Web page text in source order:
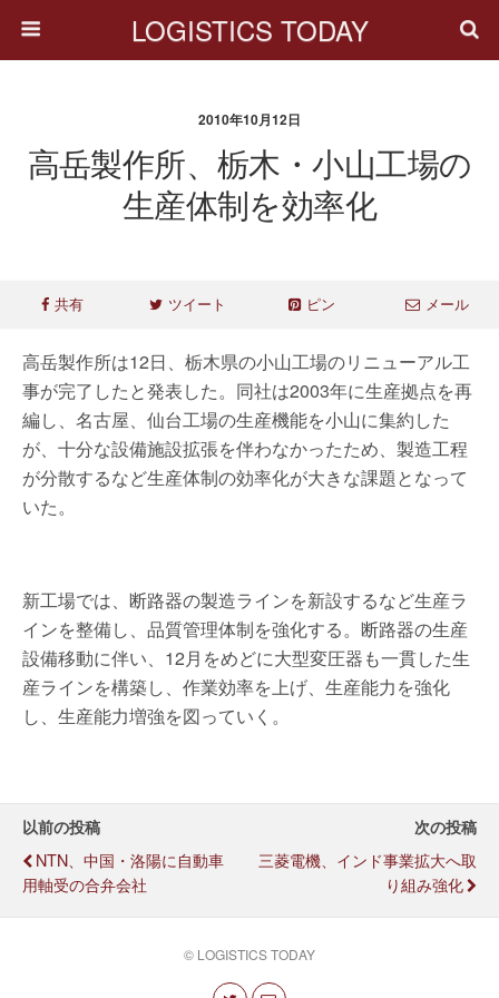
LOGISTICS TODAY
2010年10月12日
高岳製作所、栃木・小山工場の
生産体制を効率化
共有 ツイート ピン メール
高岳製作所は12日、栃木県の小山工場のリニューアル工
事が完了したと発表した。同社は2003年に生産拠点を再
編し、名古屋、仙台工場の生産機能を小山に集約した
が、十分な設備施設拡張を伴わなかったため、製造工程
が分散するなど生産体制の効率化が大きな課題となって
いた。
新工場では、断路器の製造ラインを新設するなど生産ラ
インを整備し、品質管理体制を強化する。断路器の生産
設備移動に伴い、12月をめどに大型変圧器も一貫した生
産ラインを構築し、作業効率を上げ、生産能力を強化
し、生産能力増強を図っていく。
以前の投稿
NTN、中国・洛陽に自動車
用軸受の合弁会社
次の投稿
三菱電機、インド事業拡大へ取
り組み強化
© LOGISTICS TODAY